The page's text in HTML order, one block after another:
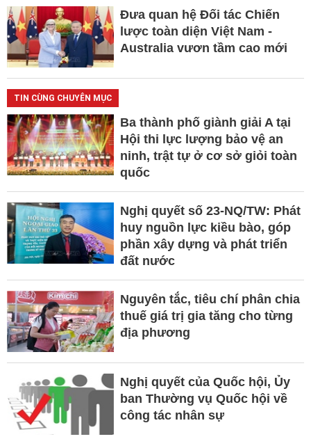
Đưa quan hệ Đối tác Chiến
lược toàn diện Việt Nam -
Australia vươn tầm cao mới
TIN CÙNG CHUYÊN MỤC
Ba thành phố giành giải A tại
Hội thi lực lượng bảo vệ an
ninh, trật tự ở cơ sở giỏi toàn
quốc
Nghị quyết số 23-NQ/TW: Phát
huy nguồn lực kiều bào, góp
phần xây dựng và phát triển
đất nước
Nguyên tắc, tiêu chí phân chia
thuế giá trị gia tăng cho từng
địa phương
Nghị quyết của Quốc hội, Ủy
ban Thường vụ Quốc hội về
công tác nhân sự